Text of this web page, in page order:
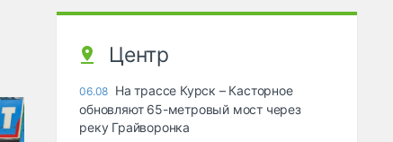
Центр
06.08 На трассе Курск – Касторное
обновляют 65-метровый мост через
реку Грайворонка